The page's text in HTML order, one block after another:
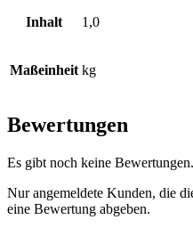
Inhalt 1,0
Maßeinheit kg
Bewertungen
Es gibt noch keine Bewertungen.
Nur angemeldete Kunden, die
eine Bewertung abgeben.